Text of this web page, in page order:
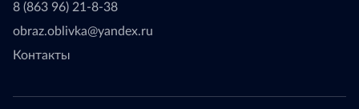
8 (863 96) 21-8-38
obraz.oblivka@yandex.ru
Контакты